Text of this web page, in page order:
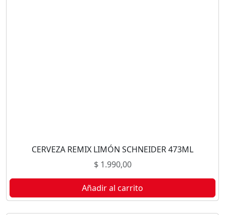
CERVEZA REMIX LIMÓN SCHNEIDER 473ML
$1.990,00
Añadir al carrito